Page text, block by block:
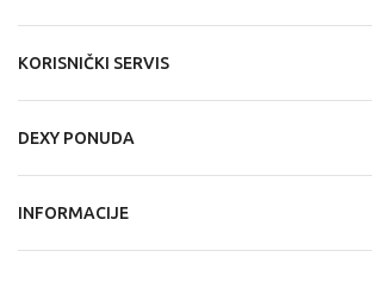
KORISNIČKI SERVIS
DEXY PONUDA
INFORMACIJE